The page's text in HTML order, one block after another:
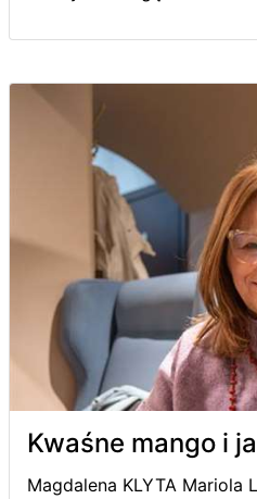
Kwaśne mango i
Magdalena KLYTA Mariola